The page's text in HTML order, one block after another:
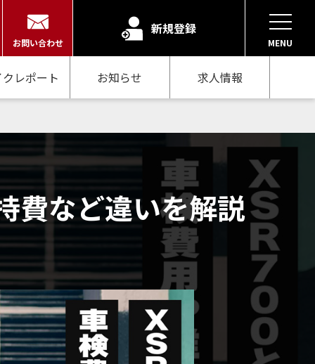
お問い合わせ
新規登録
MENU
レポート お知らせ 求人情報
費など違いを解説